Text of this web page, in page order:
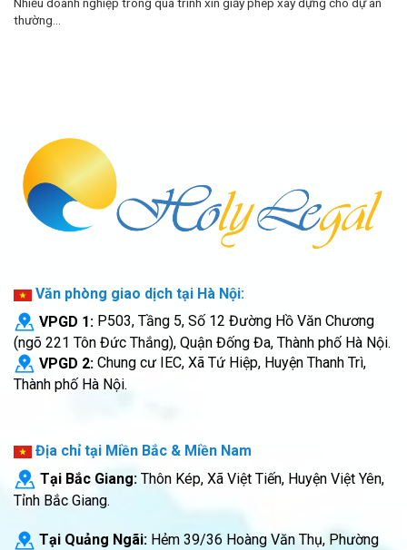
thường...
Văn phòng giao dịch tại Hà Nội:
VPGD 1: P503, Tầng 5, Số 12 Đường Hồ Văn Chương
(ngõ 221 Tôn Đức Thắng), Quận Đống Đa, Thành phố Hà Nội.
VPGD 2: Chung cư IEC, Xã Tứ Hiệp, Huyện Thanh Trì,
Thành phố Hà Nội.
Địa chỉ tại Miền Bắc & Miền Nam
Tại Bắc Giang: Thôn Kép, Xã Việt Tiến, Huyện Việt Yên,
Tỉnh Bắc Giang.
Tại Quảng Ngãi: Hẻm 39/36 Hoàng Văn Thụ, Phường